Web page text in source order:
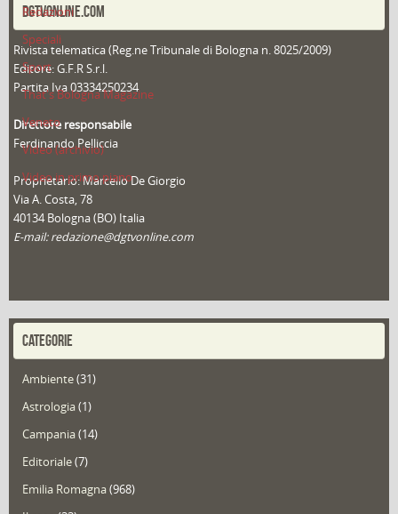
Redazioni
Speciali
Sport
That's Bologna Magazine
Veneto
Video (archivio)
Video in primo piano
DGTVONLINE.COM
Rivista telematica (Reg.ne Tribunale di Bologna n. 8025/2009)
Editore: G.F.R S.r.l.
Partita Iva 03334250234
Direttore responsabile
Ferdinando Pelliccia
Proprietario: Marcello De Giorgio
Via A. Costa, 78
40134 Bologna (BO) Italia
E-mail: redazione@dgtvonline.com
CATEGORIE
Ambiente(31)
Astrologia(1)
Campania(14)
Editoriale(7)
Emilia Romagna(968)